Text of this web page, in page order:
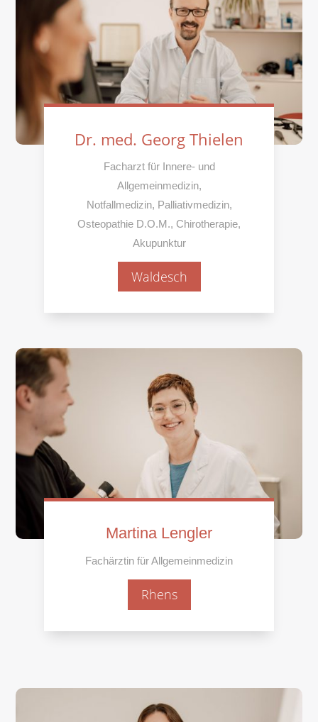
Dr. med. Georg Thielen
Facharzt für Innere- und
Allgemeinmedizin,
Notfallmedizin, Palliativmedizin,
Osteopathie D.O.M., Chirotherapie,
Akupunktur
Waldesch
Martina Lengler
Fachärztin für Allgemeinmedizin
Rhens